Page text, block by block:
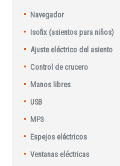
Navegador
Isofix (asientos para niños)
Ajuste eléctrico del asiento
Control de crucero
Manos libres
USB
MP3
Espejos eléctricos
Ventanas eléctricas